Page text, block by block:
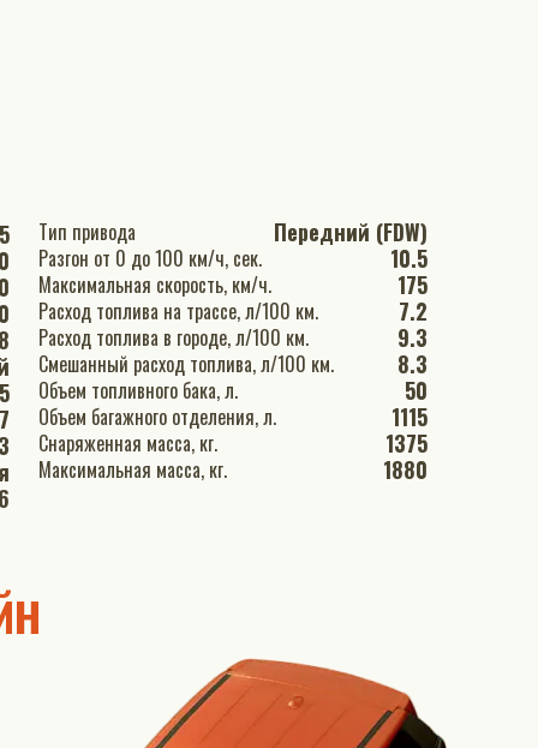
Тип привода Передний (FDW)
Разгон от 0 до 100 км/ч, сек. 10.5
Максимальная скорость, км/ч. 175
Расход топлива на трассе, л/100 км. 7.2
Расход топлива в городе, л/100 км. 9.3
Смешанный расход топлива, л/100 км. 8.3
Объем топливного бака, л. 50
Объем багажного отделения, л. 1115
Снаряженная масса, кг. 1375
Максимальная масса, кг. 1880